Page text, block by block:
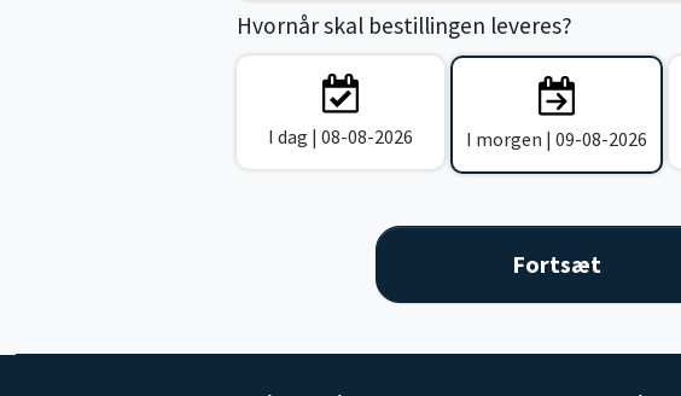
Hvornår skal bestillingen leveres?
I dag | 08-08-2026 I morgen | 09-08-2026